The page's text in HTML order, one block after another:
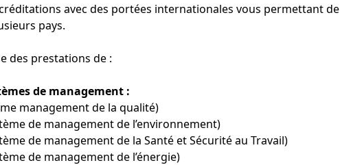
avec des portées internationales vous permettant de
pays.
des prestations de :
de management :
management de la qualité)
de management de l’environnement)
de management de la Santé et Sécurité au Travail)
de management de l’énergie)